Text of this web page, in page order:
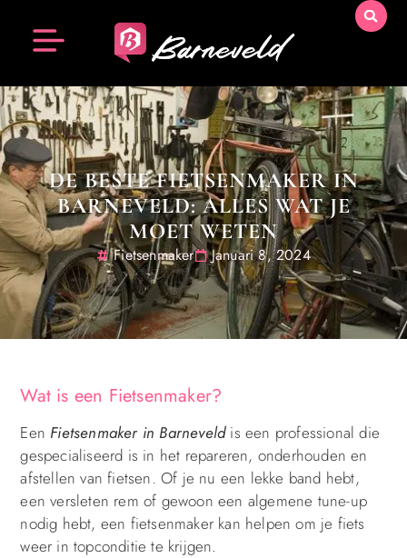
DE BESTE FIETSENMAKER IN
BARNEVELD: ALLES WAT JE
MOET WETEN
Fietsenmaker Januari 8, 2024
Wat is een Fietsenmaker?
Een Fietsenmaker in Barneveldis een professional die
gespecialiseerd is in het repareren, onderhouden en
afstellen van fietsen. Of je nu een lekke band hebt,
een versleten rem of gewoon een algemene tune-up
nodig hebt, een fietsenmaker kan helpen om je fiets
weer in topconditie te krijgen.